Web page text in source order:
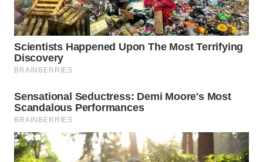
WAHANA
TANI
WAHANA
ADVOKAT
WAHANA
INFRASTRUKTUR
WAHANA
KONSUMEN